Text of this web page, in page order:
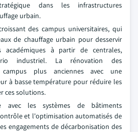
dans les infrastructures
urbain.
des campus universitaires, qui
de chauffage urbain pour desservir
académiques à partir de centrales,
industriel. La rénovation des
plus anciennes avec une
à basse température pour réduire les
ces solutions.
avec les systèmes de bâtiments
et l'optimisation automatisés de
engagements de décarbonisation des